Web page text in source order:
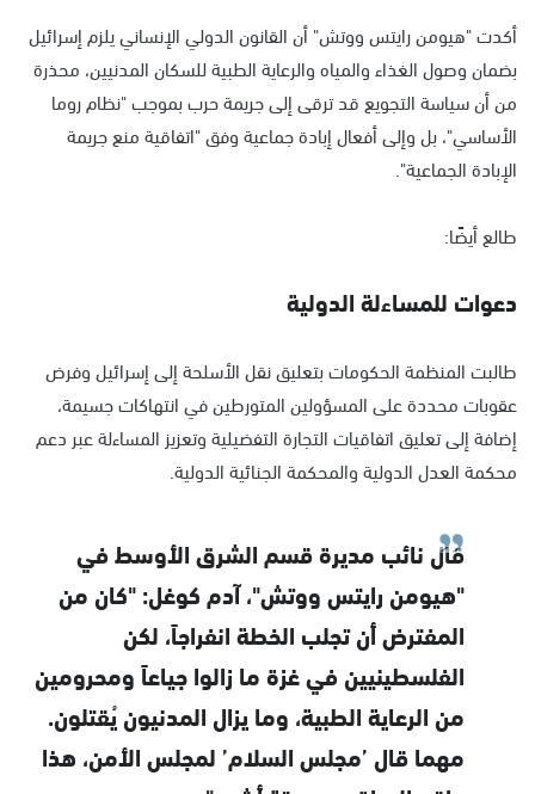
أكدت "هيومن رايتس ووتش" أن القانون الدولي الإنساني يلزم إسرائيل
بضمان وصول الغذاء والمياه والرعاية الطبية للسكان المدنيين، محذرة
من أن سياسة التجويع قد ترقى إلى جريمة حرب بموجب "نظام روما
الأساسي"، بل وإلى أفعال إبادة جماعية وفق "اتفاقية منع جريمة
الإبادة الجماعية".
طالع أيضًا:
دعوات للمساءلة الدولية
طالبت المنظمة الحكومات بتعليق نقل الأسلحة إلى إسرائيل وفرض
عقوبات محددة على المسؤولين المتورطين في انتهاكات جسيمة،
إضافة إلى تعليق اتفاقيات التجارة التفضيلية وتعزيز المساءلة عبر دعم
محكمة العدل الدولية والمحكمة الجنائية الدولية.
قال نائب مديرة قسم الشرق الأوسط في
"هيومن رايتس ووتش"، آدم كوغل: "كان من
المفترض أن تجلب الخطة انفراجاً، لكن
الفلسطينيين في غزة ما زالوا جياعاً ومحرومين
من الرعاية الطبية، وما يزال المدنيون يُقتلون.
مهما قال ’مجلس السلام’ لمجلس الأمن، هذا